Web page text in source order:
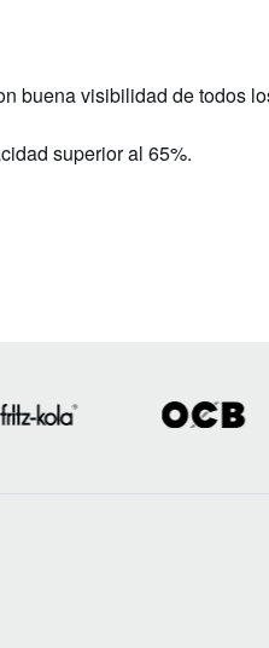
buena visibilidad de todos
superior al 65%.